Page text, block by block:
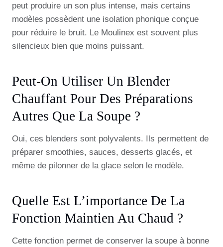
peut produire un son plus intense, mais certains
modèles possèdent une isolation phonique conçue
pour réduire le bruit. Le Moulinex est souvent plus
silencieux bien que moins puissant.
Peut-On Utiliser Un Blender
Chauffant Pour Des Préparations
Autres Que La Soupe ?
Oui, ces blenders sont polyvalents. Ils permettent de
préparer smoothies, sauces, desserts glacés, et
même de pilonner de la glace selon le modèle.
Quelle Est L’importance De La
Fonction Maintien Au Chaud ?
Cette fonction permet de conserver la soupe à bonne